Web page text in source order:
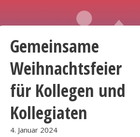
Gemeinsame
Weihnachtsfeier
für Kollegen und
Kollegiaten
4. Januar 2024